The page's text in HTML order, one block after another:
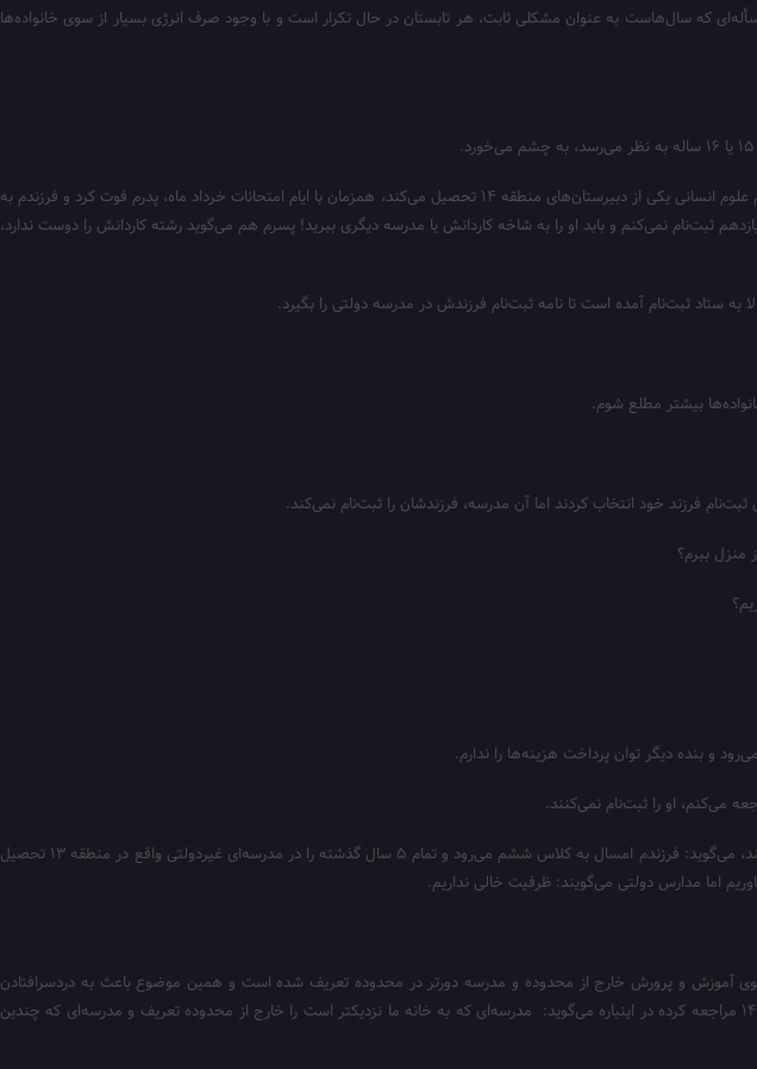
که سال‌هاست به عنوان مشکلی ثابت، هر تابستان در حال تکرار است و با وجود صرف انرژی بسیار از سوی خانواده‌ها
با مادر او که هم صبحت می‌شوم، گویی تازه گوش شنوایی برای بیان مشکلش پیدا کرده است، شروع به صحبت می‌کند: «پسرم در پایه دهم علوم انسانی یکی از دبیرستان‌های منطقه ۱۴ تحصیل می‌کند، همزمان با ایام امتحانات خرداد ماه، پدرم فوت کرد و فرزندم به
ثبت‌نام نمی‌کنم و باید او را به شاخه کاردانش یا مدرسه دیگری ببرید! پسرم هم می‌گوید رشته کاردانش را دوست ندارد،
ستاد ثبت‌نام آمده است تا نامه ثبت‌نام فرزندش در مدرسه دولتی را بگیرد.
فرزند خود انتخاب کردند اما آن مدرسه، فرزندشان را ثبت‌نام نمی‌کند.
منزل ببرم؟
می‌کنم، او را ثبت‌نام نمی‌کنند.
مادری هم که در گوشه سالن مدرسه در انتظار است تا شاید همسرش موفق شود مسؤول ستاد ثبت‌نام را برای گرفتن پاسخ مثبت متقاعد کند، می‌گوید: فرزندم امسال به کلاس ششم می‌رود و تمام ۵ سال گذشته را در مدرسه‌‌ای غیردولتی واقع در منطقه ۱۳ تحصیل
آموزش و پرورش خارج از محدوده و مدرسه دورتر در محدوده تعریف شده است و همین موضوع باعث به دردسرافتادن
والدین و مراجعات مکرر به مدرسه و ستاد ثبت نام می‌شد، امسال نیز این موضوع در حال تکرار است و مادری که به ستاد ثبت‌نام منطقه ۱۴ مراجعه کرده در اینباره می‌گوید: مدرسه‌ای که به خانه ما نزدیکتر است را خارج از محدوده تعریف و مدرسه‌ای که چندین